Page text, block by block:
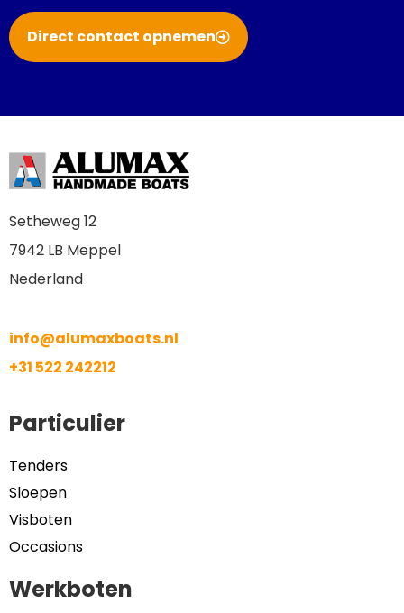
Direct contact opnemen
Setheweg 12
7942 LB Meppel
Nederland
info@alumaxboats.nl
+31 522 242212
Particulier
Tenders
Sloepen
Visboten
Occasions
Werkboten